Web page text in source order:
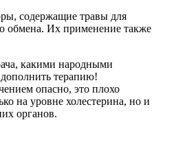
содержащие травы для
обмена. Их применение также
какими народными
терапию!
опасно, это плохо
на уровне холестерина, но и
органов.